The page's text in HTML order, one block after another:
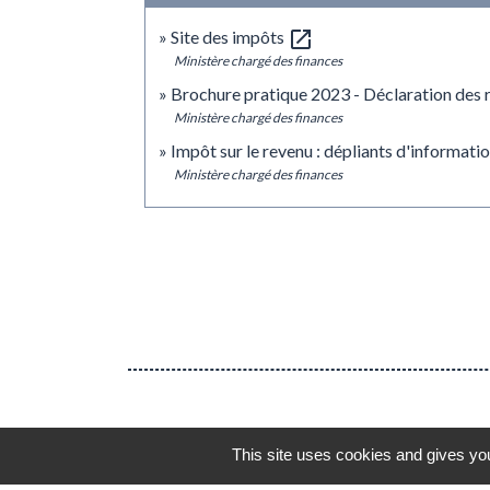
Site des impôts open_in_new
Ministère chargé des finances
Brochure pratique 2023 - Déclaration des
Ministère chargé des finances
Impôt sur le revenu : dépliants
Ministère chargé des finances
This site uses cookies and gives